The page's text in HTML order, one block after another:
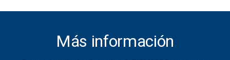
Más información